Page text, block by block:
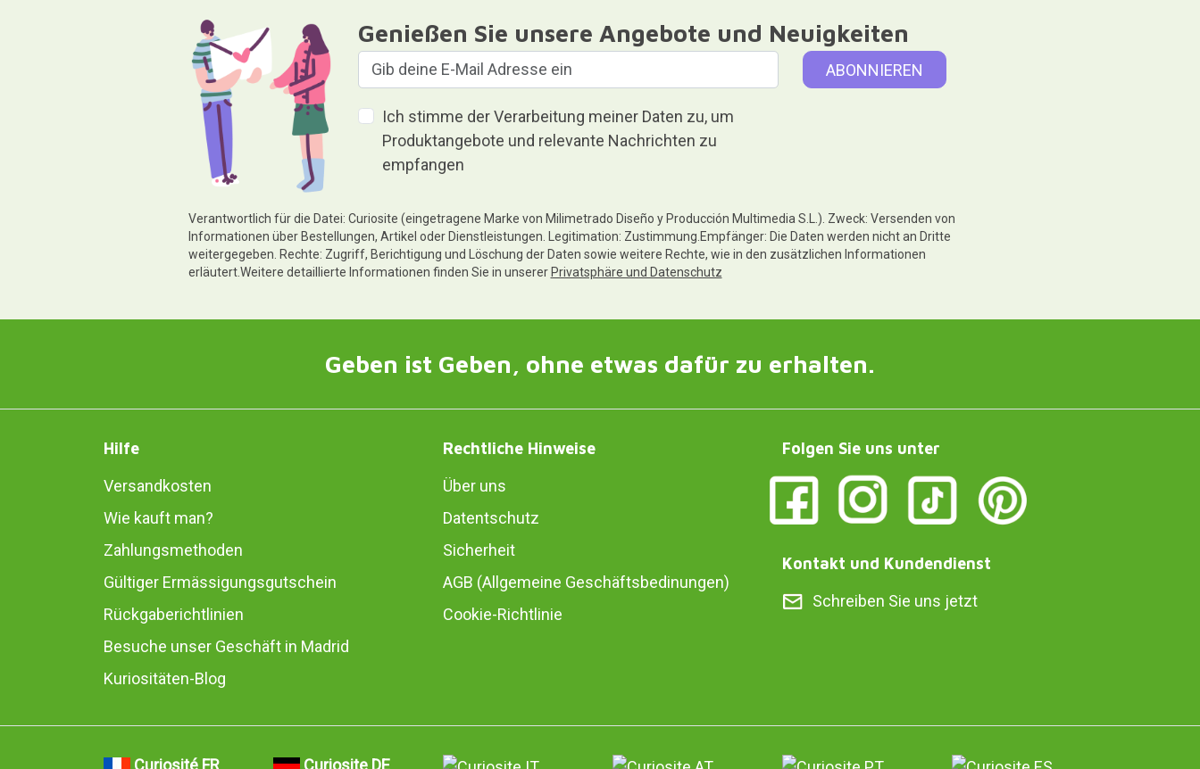
Genießen Sie unsere Angebote und Neuigkeiten
Ich stimme der Verarbeitung meiner Daten zu, um
Produktangebote und relevante Nachrichten zu
empfangen
Verantwortlich für die Datei: Curiosite (eingetragene Marke von Milimetrado Diseño y Producción Multimedia S.L.). Zweck: Versenden von
Informationen über Bestellungen, Artikel oder Dienstleistungen. Legitimation: Zustimmung.Empfänger: Die Daten werden nicht an Dritte
weitergegeben. Rechte: Zugriff, Berichtigung und Löschung der Daten sowie weitere Rechte, wie in den zusätzlichen Informationen
erläutert.Weitere detaillierte Informationen finden Sie in unserer Privatsphäre und Datenschutz
Geben ist Geben, ohne etwas dafür zu erhalten.
Hilfe
Versandkosten
Wie kauft man?
Zahlungsmethoden
Gültiger Ermässigungsgutschein
Rückgaberichtlinien
Besuche unser Geschäft in Madrid
Kuriositäten-Blog
Rechtliche Hinweise
Über uns
Datentschutz
Sicherheit
AGB (Allgemeine Geschäftsbedinungen)
Cookie-Richtlinie
Folgen Sie uns unter
Kontakt und Kundendienst
Schreiben Sie uns jetzt
Curiosité FR Curiosite DE